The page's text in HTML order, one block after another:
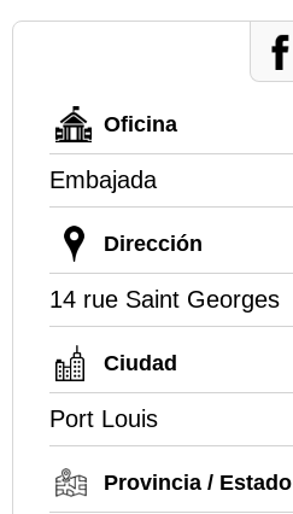
Oficina
Embajada
Dirección
14 rue Saint Georges
Ciudad
Port Louis
Provincia / Estado